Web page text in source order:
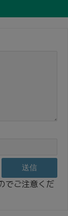
でご注意くだ